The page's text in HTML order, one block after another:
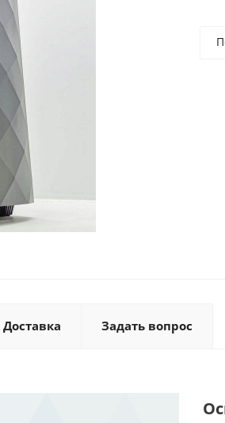
Доставка Задать вопрос